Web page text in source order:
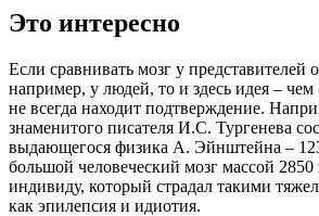
Это интересно
Если сравнивать мозг у представителей
например, у людей, то и здесь идея –
не всегда находит подтверждение.
знаменитого писателя И.С. Тургенева
выдающегося физика А. Эйнштейна –
большой человеческий мозг массой
индивиду, который страдал такими
как эпилепсия и идиотия.